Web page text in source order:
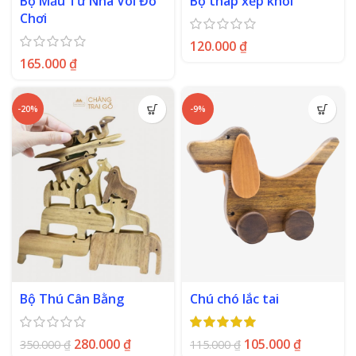
Chơi
165.000₫
120.000₫
-20%
Bộ Thú Cân Bằng
350.000₫ 280.000₫
-9%
Chú chó lắc tai
115.000₫ 105.000₫